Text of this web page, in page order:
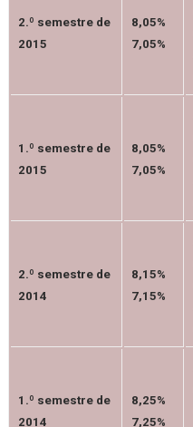
2.º semestre de
2015
8,05%
7,05%
1.º semestre de
2015
8,05%
7,05%
2.º semestre de
2014
8,15%
7,15%
1.º semestre de
2014
8,25%
7,25%